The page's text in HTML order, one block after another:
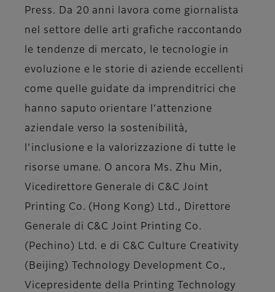
Press. Da 20 anni lavora come giornalista
nel settore delle arti grafiche raccontando
le tendenze di mercato, le tecnologie in
evoluzione e le storie di aziende eccellenti
come quelle guidate da imprenditrici che
hanno saputo orientare l’attenzione
aziendale verso la sostenibilità,
l’inclusione e la valorizzazione di tutte le
risorse umane. O ancora Ms. Zhu Min,
Vicedirettore Generale di C&C Joint
Printing Co. (Hong Kong) Ltd., Direttore
Generale di C&C Joint Printing Co.
(Pechino) Ltd. e di C&C Culture Creativity
(Beijing) Technology Development Co.,
Vicepresidente della Printing Technology